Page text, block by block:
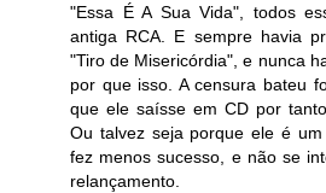
"Essa É A Sua Vida", todos
antiga RCA. E sempre havia
"Tiro de Misericórdia", e nunca
por que isso. A censura bateu
que ele saísse em CD por
Ou talvez seja porque ele é
fez menos sucesso, e não se
relançamento.